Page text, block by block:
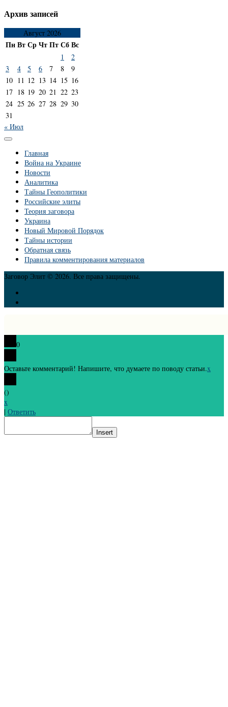
Архив записей
Август 2026
ПнВтСрЧтПтСбВс
1
2
3
4 5 6 7 8
9
10 11 12 13 14 15 16
17 18 19 20 21 22 23
24 25 26 27 28 29 30
31
« Июл
Главная
Война на Украине
Новости
Аналитика
Тайны Геополитики
Российские элиты
Теория заговора
Украина
Новый Мировой Порядок
Тайны истории
Обратная связь
Правила комментирования материалов
Заговор Элит © 2026. Все права защищены.
0
Оставьте комментарий! Напишите, что думаете по поводу статьи.x
()
x
| Ответить
Insert